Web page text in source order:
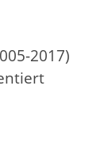
2017)